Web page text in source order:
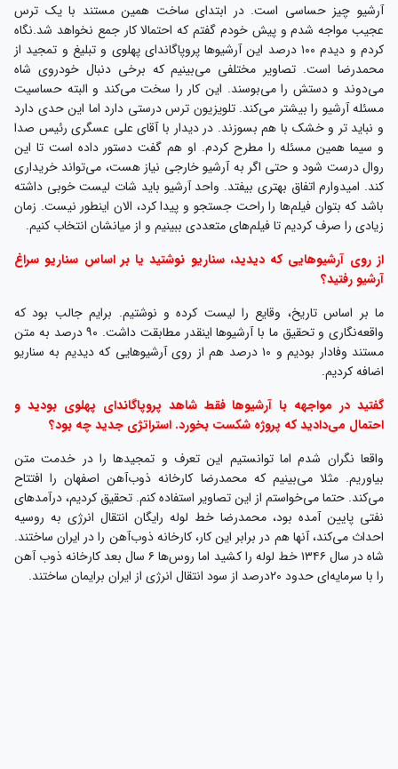
آرشیو چیز حساسی است. در ابتدای ساخت همین مستند با یک ترس
عجیب مواجه شدم و پیش خودم گفتم که احتمالا کار جمع نخواهد شد.نگاه
کردم و دیدم ۱۰۰ درصد این آرشیوها پروپاگاندای پهلوی و تبلیغ و تمجید از
محمدرضا است. تصاویر مختلفی می‌بینیم که برخی دنبال خودروی شاه
می‌دوند و دستش را می‌بوسند. این کار را سخت می‌کند و البته حساسیت
مسئله آرشیو را بیشتر می‌کند. تلویزیون ترس درستی دارد اما این حدی دارد
و نباید تر و خشک با هم بسوزند. در دیدار با آقای علی عسگری رئیس صدا
و سیما همین مسئله را مطرح کردم. او هم گفت دستور داده است تا این
روال درست شود و حتی اگر به آرشیو خارجی نیاز هست،‌ می‌تواند خریداری
کند. امیدوارم اتفاق بهتری بیفتد. واحد آرشیو باید شات لیست خوبی داشته
باشد که بتوان فیلم‌ها را راحت جستجو و پیدا کرد، الان اینطور نیست. زمان
زیادی را صرف کردیم تا فیلم‌های متعددی ببینیم و از میانشان انتخاب کنیم.
از روی آرشیوهایی که دیدید، سناریو نوشتید یا بر اساس سناریو سراغ
آرشیو رفتید؟
ما بر اساس تاریخ، وقایع را لیست کرده و نوشتیم. برایم جالب بود که
واقعه‌نگاری و تحقیق ما با آرشیوها اینقدر مطابقت داشت. ۹۰ درصد به متن
مستند وفادار بودیم و ۱۰ درصد هم از روی آرشیوهایی که دیدیم به سناریو
اضافه کردیم.
گفتید در مواجهه با آرشیوها فقط شاهد پروپاگاندای پهلوی بودید و
احتمال می‌دادید که پروژه شکست بخورد. استراتژی جدید چه بود؟
واقعا نگران شدم اما توانستیم این تعرف و تمجیدها را در خدمت متن
بیاوریم. مثلا می‌بینیم که محمدرضا کارخانه ذوب‌آهن اصفهان را افتتاح
می‌کند. حتما می‌خواستم از این تصاویر استفاده کنم. تحقیق کردیم، درآمدهای
نفتی پایین آمده بود، محمدرضا خط لوله رایگان انتقال انرژی به روسیه
احداث می‌کند، آنها هم در برابر این کار، کارخانه ذوب‌آهن را در ایران ساختند.
شاه در سال ۱۳۴۶ خط لوله را کشید اما روس‌ها ۶ سال بعد کارخانه ذوب آهن
را با سرمایه‌ای حدود ۲۰درصد از سود انتقال انرژی از ایران برایمان ساختند.